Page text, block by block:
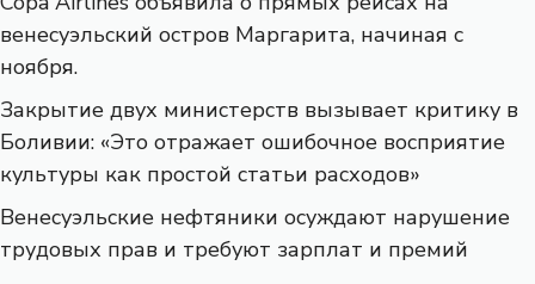
венесуэльский остров Маргарита, начиная с
ноября.
Закрытие двух министерств вызывает критику в
Боливии: «Это отражает ошибочное восприятие
культуры как простой статьи расходов»
Венесуэльские нефтяники осуждают нарушение
трудовых прав и требуют зарплат и премий